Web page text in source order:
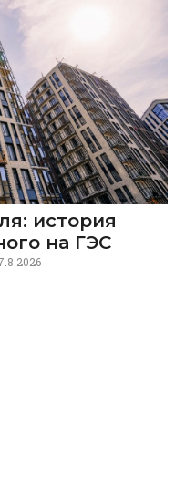
история
на ГЭС